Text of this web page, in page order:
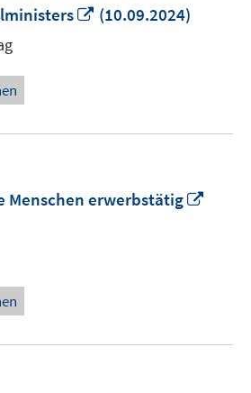
In
(10.09.2024)
Menschen erwerbstätig